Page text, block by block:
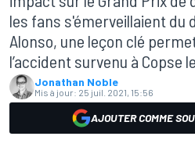
les fans s'émerveillaient du
Alonso, une leçon clé
l’accident survenu à Copse
Jonathan Noble
Mis à jour: 25 juil. 2021, 15:56
AJOUTER COMME